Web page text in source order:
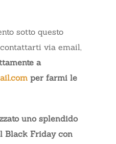
sotto questo
via email,
a
per farmi le
uno splendido
Black Friday con